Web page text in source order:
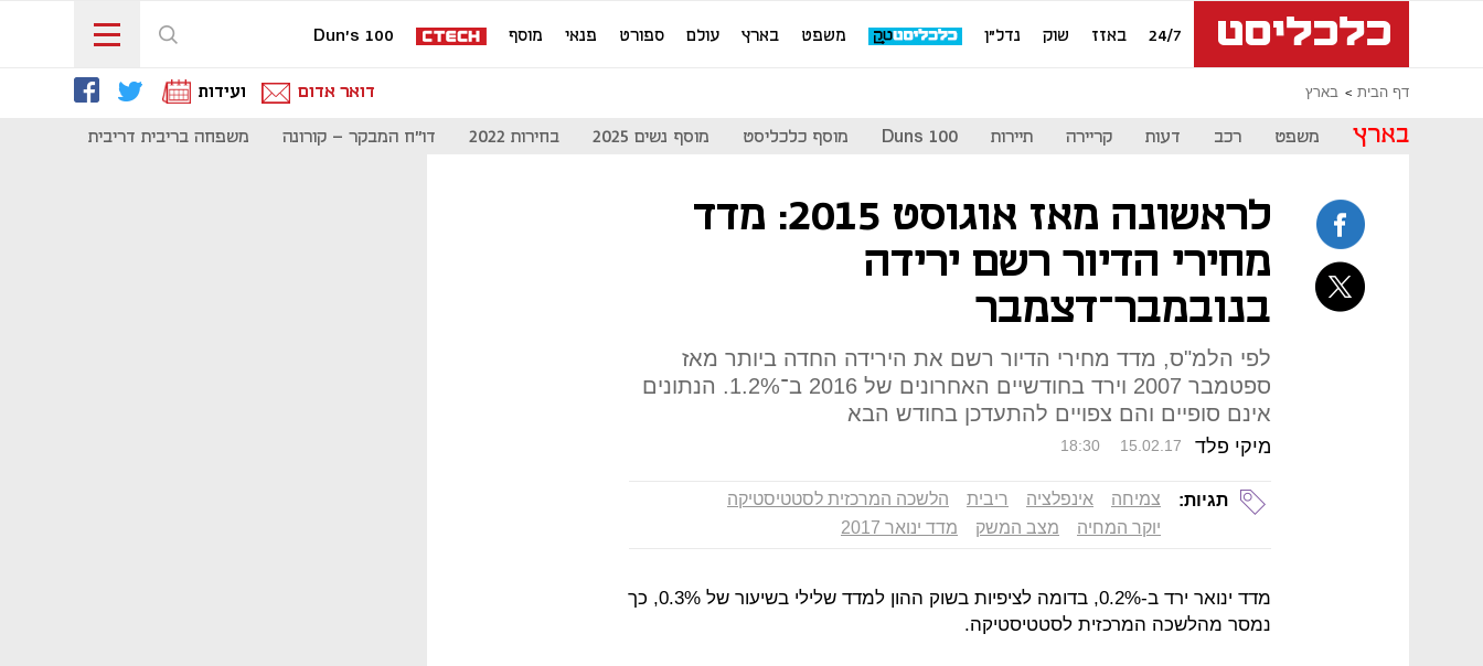
24/7 באזז שוק נדל"ן משפט בארץ עולם ספורט פנאי מוסף Dun's 100
דף הבית בארץ דואר אדום ועידות
בארץ משפט רכב דעות קריירה תיירות Duns 100 מוסף כלכליסט מוסף נשים 2025 בחירות 2022 דו"ח המבקר - קורונה משפחה בריבית דריבית
לראשונה מאז אוגוסט 2015: מדד
מחירי הדיור רשם ירידה
בנובמבר־דצמבר
לפי הלמ"ס, מדד מחירי הדיור רשם את הירידה החדה ביותר מאז
ספטמבר 2007 וירד בחודשיים האחרונים של 2016 ב־1.2%. הנתונים
אינם סופיים והם צפויים להתעדכן בחודש הבא
מיקי פלד 18:30 15.02.17
תגיות: צמיחה אינפלציה ריבית
הלשכה המרכזית לסטטיסטיקה
יוקר המחיה
מצב המשק מדד ינואר 2017
מדד ינואר ירד ב-0.2%, בדומה לציפיות בשוק ההון למדד שלילי בשיעור של 0.3%, כך
נמסר מהלשכה המרכזית לסטטיסטיקה.